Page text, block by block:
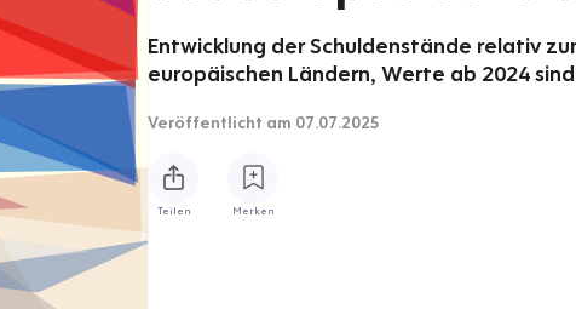
Entwicklung der Schuldenstände relativ
europäischen Ländern, Werte ab 2024
Veröffentlicht am 07.07.2025
Teilen Merken